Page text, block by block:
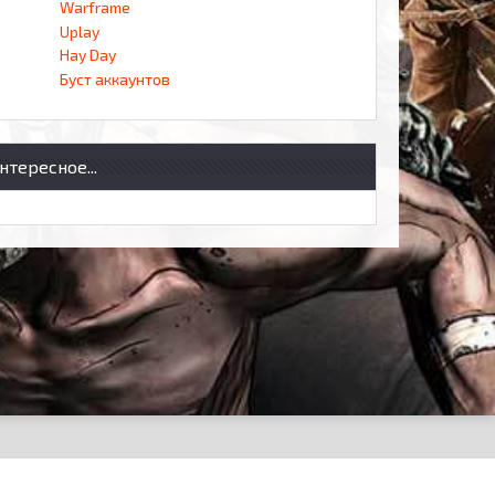
Warframe
Uplay
Hay Day
Буст аккаунтов